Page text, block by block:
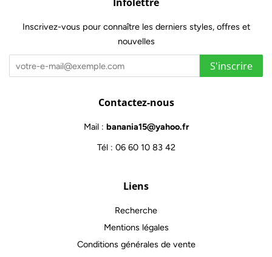
Inscrivez-vous pour connaître les derniers styles, offres et
nouvelles
S'inscrire
Contactez-nous
Mail : banania15@yahoo.fr
Tél : 06 60 10 83 42
Liens
Recherche
Mentions légales
Conditions générales de vente